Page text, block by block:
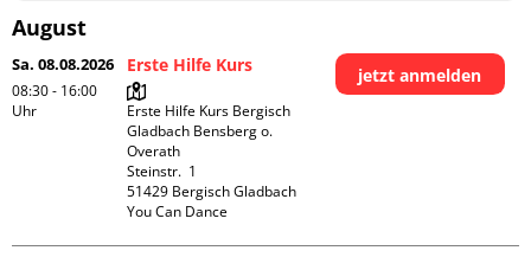
August
Sa. 08.08.2026
08:30 - 16:00
Uhr
Erste Hilfe Kurs
Erste Hilfe Kurs Bergisch
Gladbach Bensberg o.
Overath
Steinstr.  1
51429 Bergisch Gladbach
You Can Dance
jetzt anmelden